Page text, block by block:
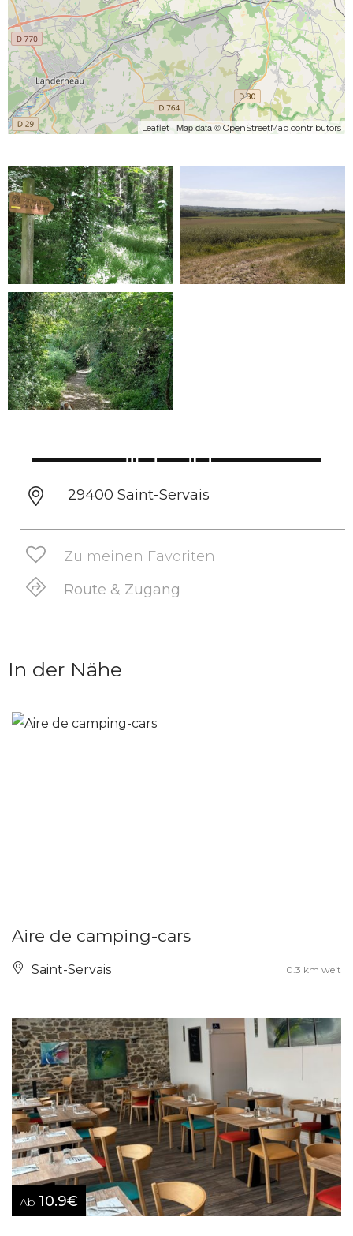
Leaflet | Map data ©OpenStreetMap contributors
29400 Saint-Servais
Zu meinen Favoriten
Route & Zugang
In der Nähe
Aire de camping-cars
Saint-Servais 0.3 km weit
Ab 10.9€